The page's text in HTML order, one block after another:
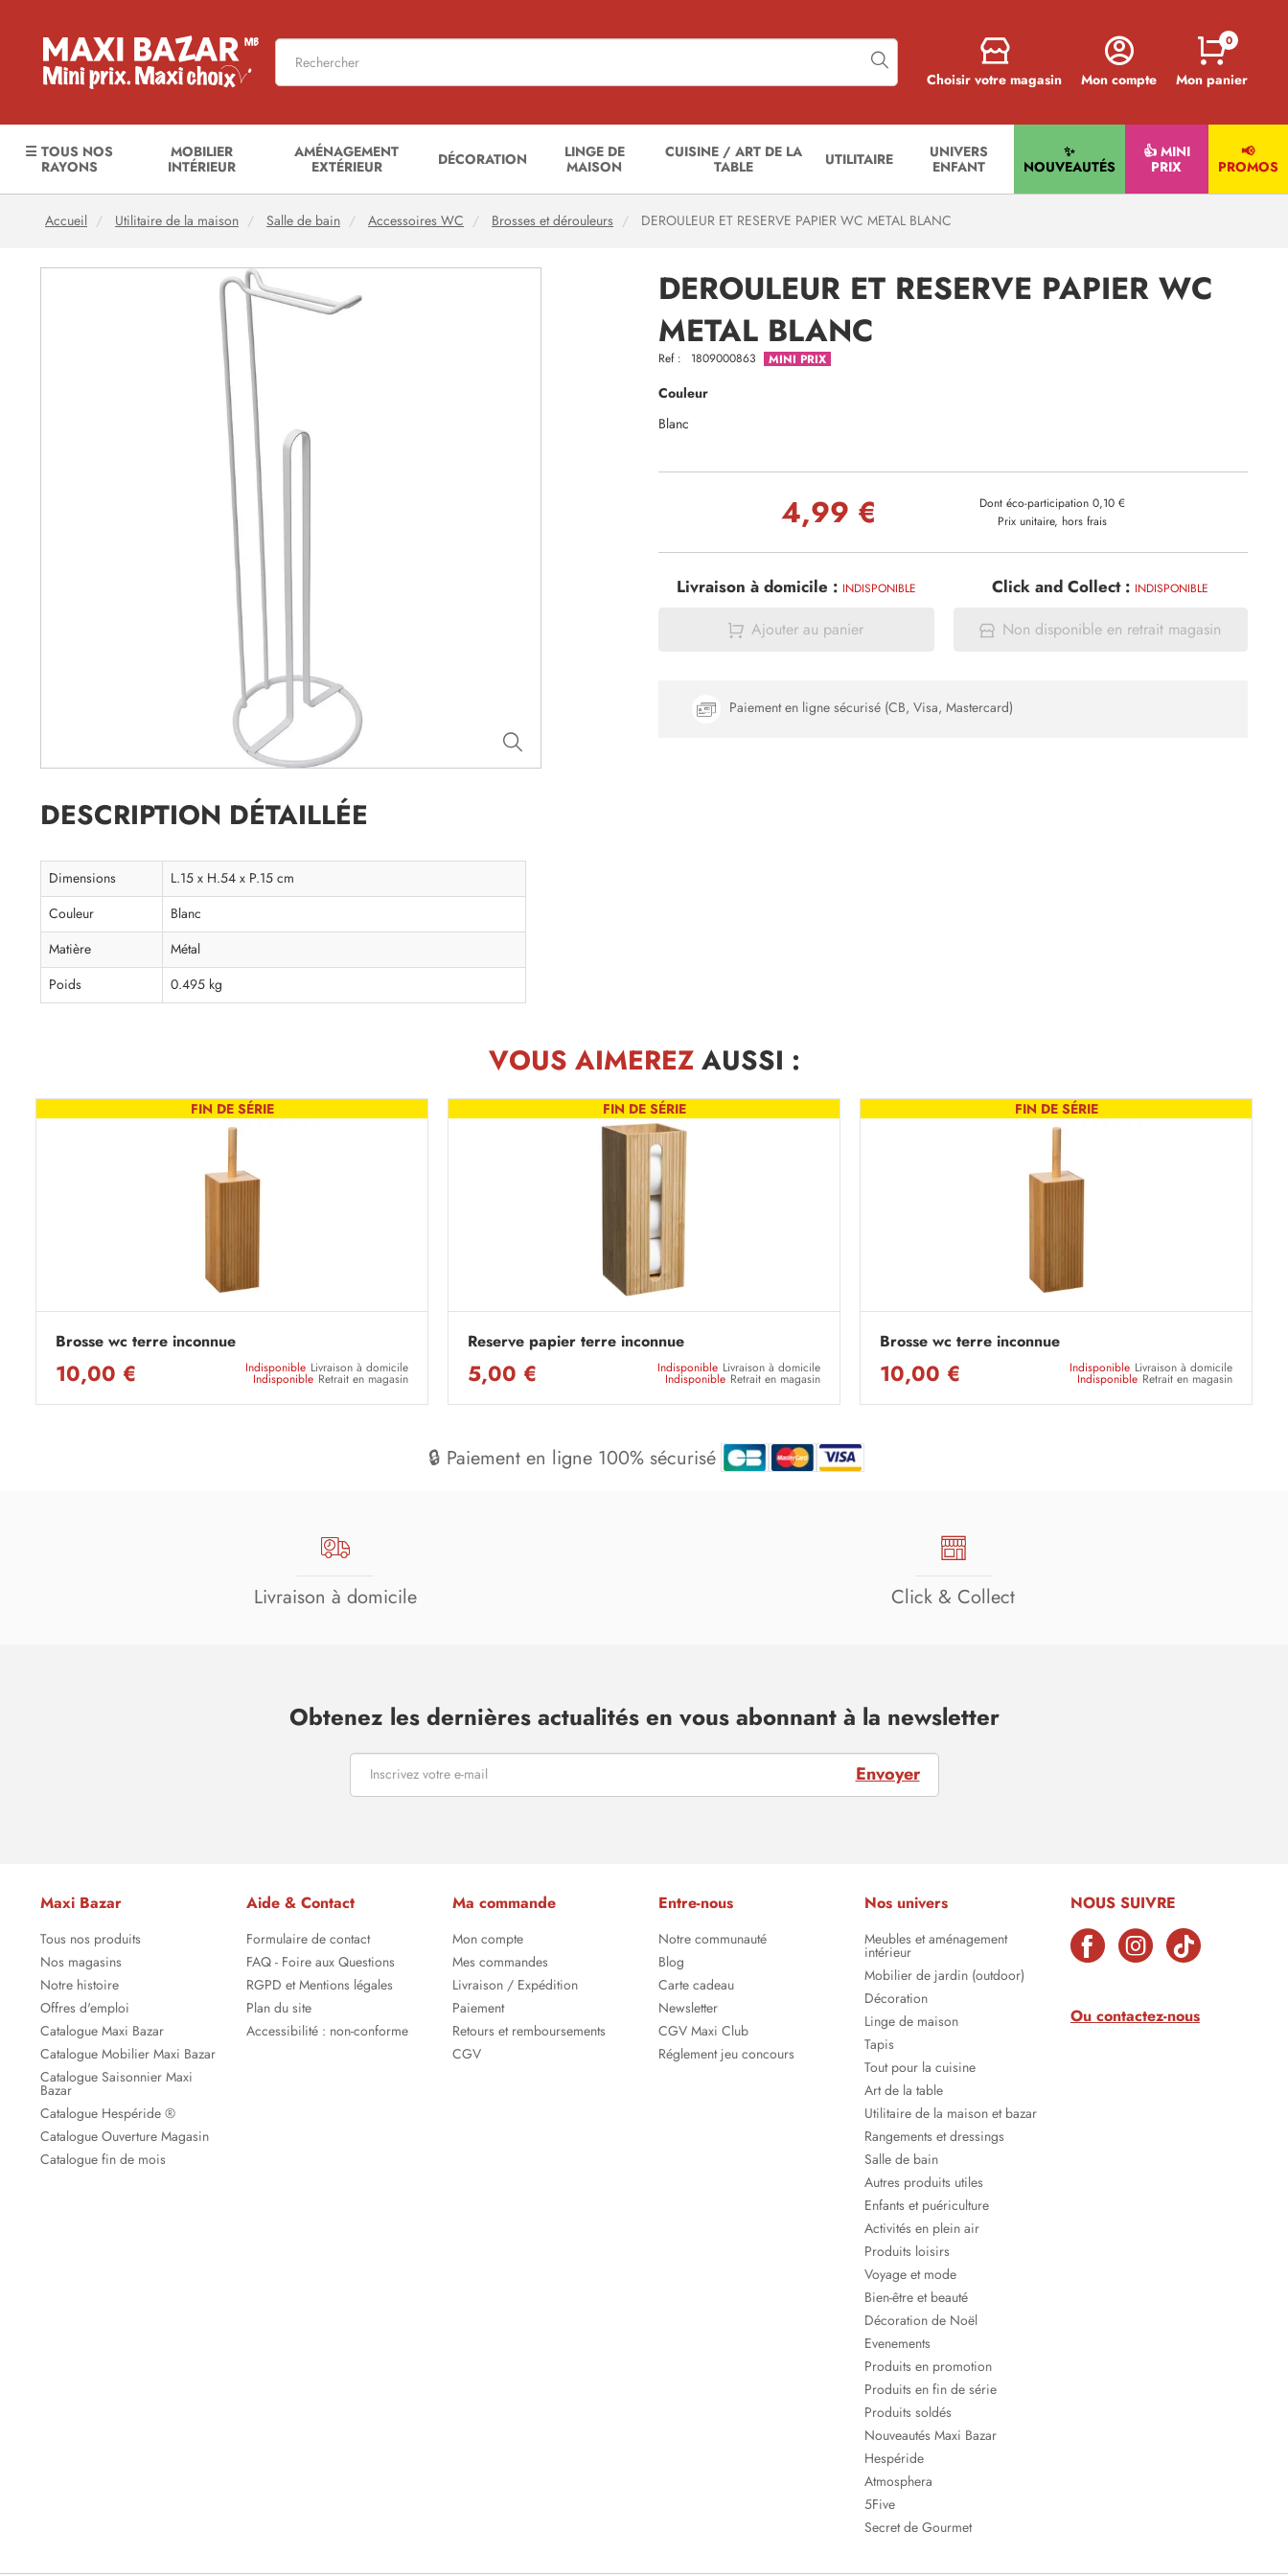
Choisir votre magasin Mon compte Mon panier
0
☰ TOUS NOS
RAYONS
MOBILIER
INTÉRIEUR
AMÉNAGEMENT
EXTÉRIEUR
DÉCORATION
LINGE DE
MAISON
CUISINE / ART DE LA
TABLE
UTILITAIRE
UNIVERS
ENFANT
✨
NOUVEAUTÉS
👍 MINI
PRIX
📢
PROMOS
Accueil Utilitaire de la maison Salle de bain Accessoires WC Brosses et dérouleurs DEROULEUR ET RESERVE PAPIER WC METAL BLANC
DEROULEUR ET RESERVE PAPIER WC
METAL BLANC
Ref : 1809000863 MINI PRIX
Couleur
Blanc
4,99 €
Dont éco-participation 0,10 €
Prix unitaire, hors frais
Livraison à domicile : INDISPONIBLE
Ajouter au panier
Click and Collect : INDISPONIBLE
Non disponible en retrait magasin
Paiement en ligne sécurisé (CB, Visa, Mastercard)
DESCRIPTION DÉTAILLÉE
Dimensions
L.15 x H.54 x P.15 cm
Couleur
Blanc
Matière
Métal
Poids
0.495 kg
VOUS AIMEREZAUSSI :
FIN DE SÉRIE
Brosse wc terre inconnue
10,00 € Indisponible Livraison à domicile
Indisponible Retrait en magasin
FIN DE SÉRIE
Reserve papier terre inconnue
5,00 € Indisponible Livraison à domicile
Indisponible Retrait en magasin
FIN DE SÉRIE
Brosse wc terre inconnue
10,00 € Indisponible Livraison à domicile
Indisponible Retrait en magasin
🔒 Paiement en ligne 100% sécurisé
Livraison à domicile Click & Collect
Obtenez les dernières actualités en vous abonnant à la newsletter
Envoyer
Maxi Bazar
Tous nos produits
Nos magasins
Notre histoire
Offres d'emploi
Catalogue Maxi Bazar
Catalogue Mobilier Maxi Bazar
Catalogue Saisonnier Maxi
Bazar
Catalogue Hespéride ®
Catalogue Ouverture Magasin
Catalogue fin de mois
Aide & Contact
Formulaire de contact
FAQ - Foire aux Questions
RGPD et Mentions légales
Plan du site
Accessibilité : non-conforme
Ma commande
Mon compte
Mes commandes
Livraison / Expédition
Paiement
Retours et remboursements
CGV
Entre-nous
Notre communauté
Blog
Carte cadeau
Newsletter
CGV Maxi Club
Réglement jeu concours
Nos univers
Meubles et aménagement
intérieur
Mobilier de jardin (outdoor)
Décoration
Linge de maison
Tapis
Tout pour la cuisine
Art de la table
Utilitaire de la maison et bazar
Rangements et dressings
Salle de bain
Autres produits utiles
Enfants et puériculture
Activités en plein air
Produits loisirs
Voyage et mode
Bien-être et beauté
Décoration de Noël
Evenements
Produits en promotion
Produits en fin de série
Produits soldés
Nouveautés Maxi Bazar
Hespéride
Atmosphera
5Five
Secret de Gourmet
NOUS SUIVRE
Ou contactez-nous